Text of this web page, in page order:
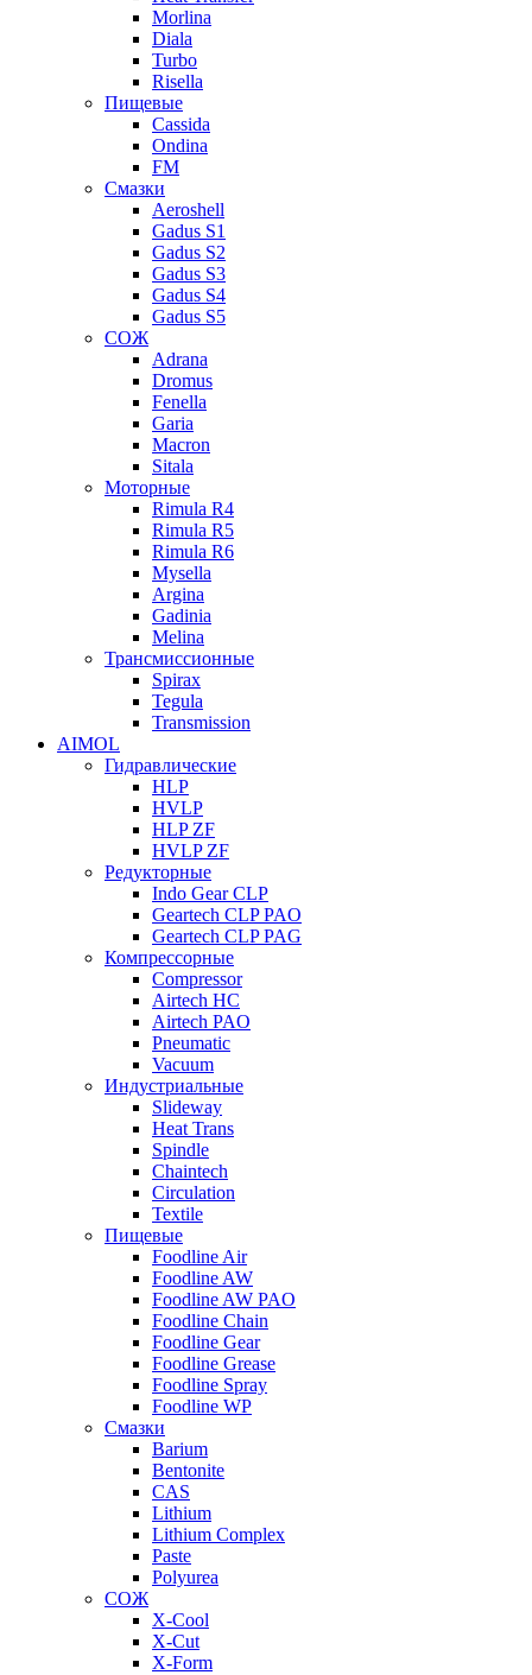
Morlina
Diala
Turbo
Risella
Пищевые
Cassida
Ondina
FM
Смазки
Aeroshell
Gadus S1
Gadus S2
Gadus S3
Gadus S4
Gadus S5
СОЖ
Adrana
Dromus
Fenella
Garia
Macron
Sitala
Моторные
Rimula R4
Rimula R5
Rimula R6
Mysella
Argina
Gadinia
Melina
Трансмиссионные
Spirax
Tegula
Transmission
AIMOL
Гидравлические
HLP
HVLP
HLP ZF
HVLP ZF
Редукторные
Indo Gear CLP
Geartech CLP PAO
Geartech CLP PAG
Компрессорные
Compressor
Airtech HC
Airtech PAO
Pneumatic
Vacuum
Индустриальные
Slideway
Heat Trans
Spindle
Chaintech
Circulation
Textile
Пищевые
Foodline Air
Foodline AW
Foodline AW PAO
Foodline Chain
Foodline Gear
Foodline Grease
Foodline Spray
Foodline WP
Смазки
Barium
Bentonite
CAS
Lithium
Lithium Complex
Paste
Polyurea
СОЖ
X-Cool
X-Cut
X-Form